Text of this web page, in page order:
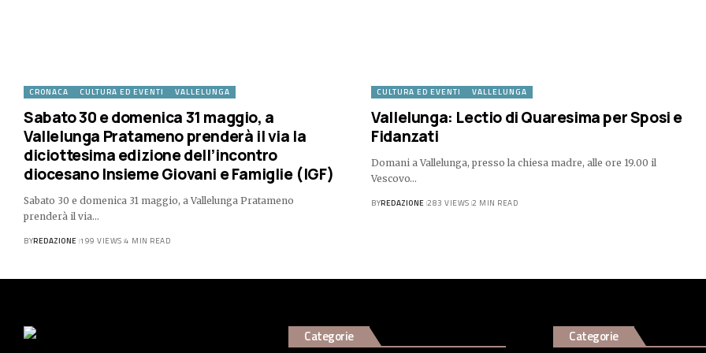
CRONACA CULTURA ED EVENTI VALLELUNGA
Sabato 30 e domenica 31 maggio, a
Vallelunga Pratameno prenderà il via la
diciottesima edizione dell’incontro
diocesano Insieme Giovani e Famiglie (IGF)
Sabato 30 e domenica 31 maggio, a Vallelunga Pratameno
prenderà il via…
BYREDAZIONE 199 VIEWS 4 MIN READ
CULTURA ED EVENTI VALLELUNGA
Vallelunga: Lectio di Quaresima per Sposi e
Fidanzati
Domani a Vallelunga, presso la chiesa madre, alle ore 19.00 il
Vescovo…
BYREDAZIONE 283 VIEWS 2 MIN READ
Categorie Categorie